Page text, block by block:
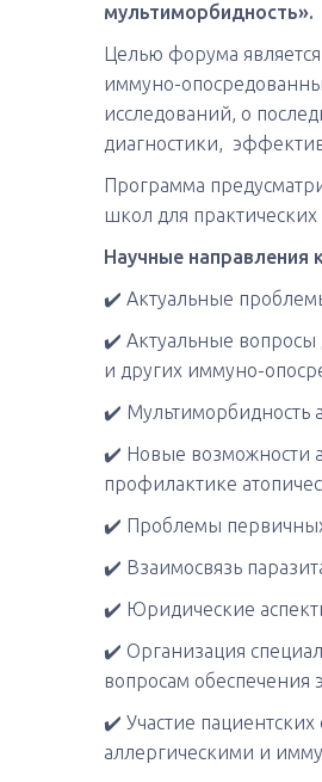
мультиморбидность».
Целью форума
иммуно-
исследований, о
диагностики,
Программа
школ для практических
Научные направления
✔️ Актуальные
✔️ Актуальные вопросы
и других иммуно-
✔️ Мультиморбидность
✔️ Новые возможности
профилактике
✔️ Проблемы первичных
✔️ Взаимосвязь
✔️ Юридические
✔️ Организация
вопросам
✔️ Участие
аллергическими и